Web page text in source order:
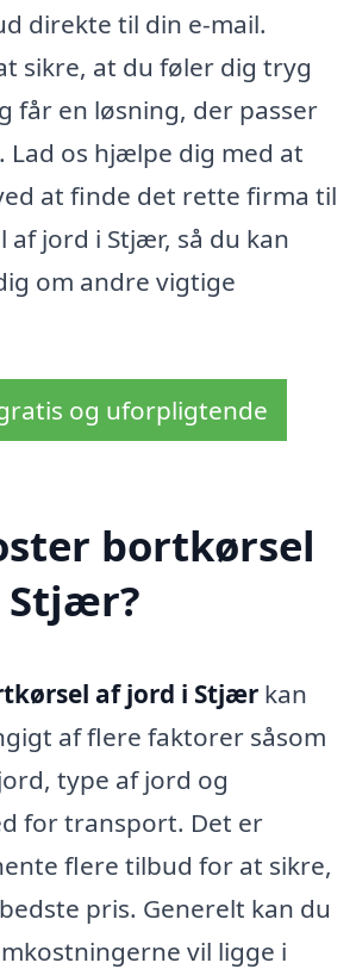
direkte til din e-mail.
sikre, at du føler dig tryg
får en løsning, der passer
Lad os hjælpe dig med at
at finde det rette firma til
jord i Stjær, så du kan
om andre vigtige
og uforpligtende
bortkørsel
Stjær?
af jord i Stjær kan
af flere faktorer såsom
type af jord og
for transport. Det er
flere tilbud for at sikre,
pris. Generelt kan du
vil ligge i